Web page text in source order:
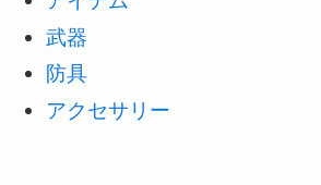
武器
防具
アクセサリー